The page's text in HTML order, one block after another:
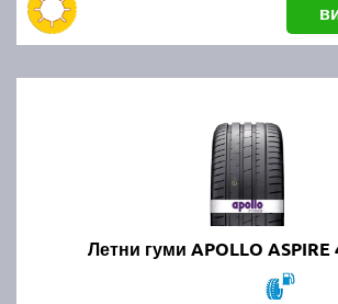
Летни гуми APOLLO ASPIRE